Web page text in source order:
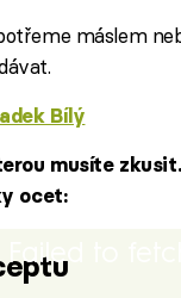
máslem
Bílý
musíte
ocet:
Failed to fetch